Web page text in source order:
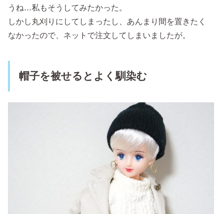
うね…私もそうしてみたかった。
しかし丸刈りにしてしまったし、あんまり間を置きたく
なかったので、ネットで注文してしまいましたが。
帽子を被せるとよく馴染む